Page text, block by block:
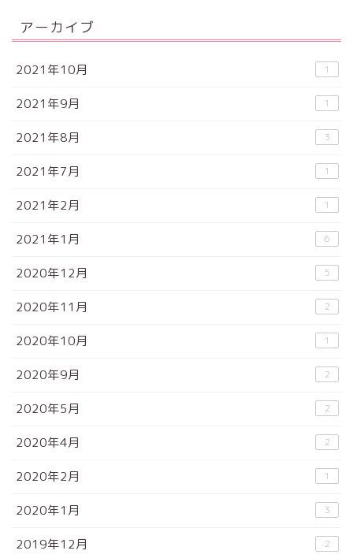
アーカイブ
2021年10月 1
2021年9月 1
2021年8月 3
2021年7月 1
2021年2月 1
2021年1月 6
2020年12月 5
2020年11月 2
2020年10月 1
2020年9月 2
2020年5月 2
2020年4月 2
2020年2月 1
2020年1月 3
2019年12月 2